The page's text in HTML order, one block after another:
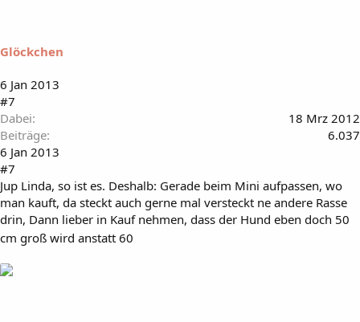
Glöckchen
6 Jan 2013
#7
Dabei
18 Mrz 2012
Beiträge
6.037
6 Jan 2013
#7
Jup Linda, so ist es. Deshalb: Gerade beim Mini aufpassen, wo
man kauft, da steckt auch gerne mal versteckt ne andere Rasse
drin, Dann lieber in Kauf nehmen, dass der Hund eben doch 50
cm groß wird anstatt 60